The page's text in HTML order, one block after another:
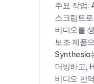
주요 작업:
스크립트
비디오를
보조 제품
Synthesia
더빙하고,
비디오 번